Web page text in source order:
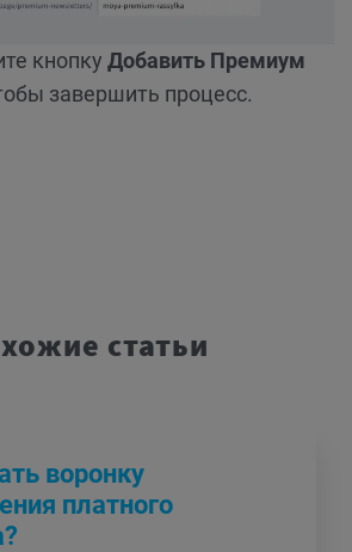
кнопку Добавить Премиум
завершить процесс.
статьи
воронку
платного